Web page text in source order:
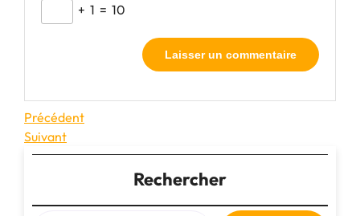
+ 1 = 10
Navigation
de
Article
précédent
Précédent
Article
suivant
Suivant
Rechercher